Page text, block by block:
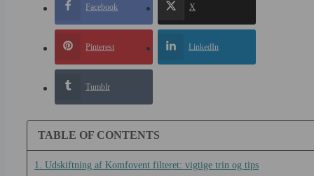
Facebook X
Pinterest LinkedIn
Tumblr
TABLE OF CONTENTS
1. Udskiftning af Komfovent filteret: vigtige trin og tips